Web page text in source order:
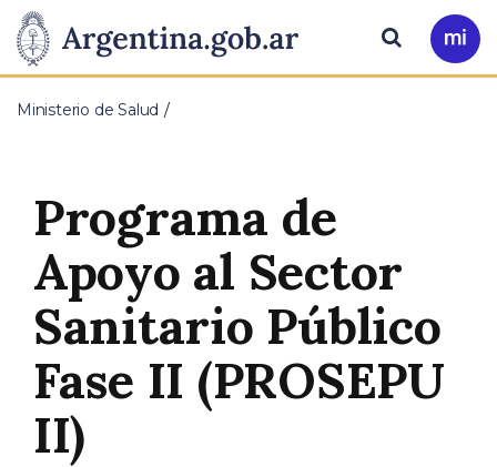
Presidencia
de
Nación
Pasar al contenido principal
Ir
a
Buscar
Ministerio de Salud
Programa de
Apoyo al Sector
Sanitario Público
Fase II (PROSEPU
II)